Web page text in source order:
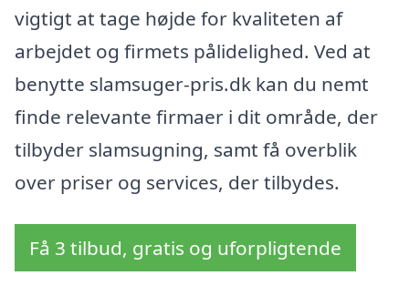
vigtigt at tage højde for kvaliteten af
arbejdet og firmets pålidelighed. Ved at
benytte slamsuger-pris.dk kan du nemt
finde relevante firmaer i dit område, der
tilbyder slamsugning, samt få overblik
over priser og services, der tilbydes.
Få 3 tilbud, gratis og uforpligtende